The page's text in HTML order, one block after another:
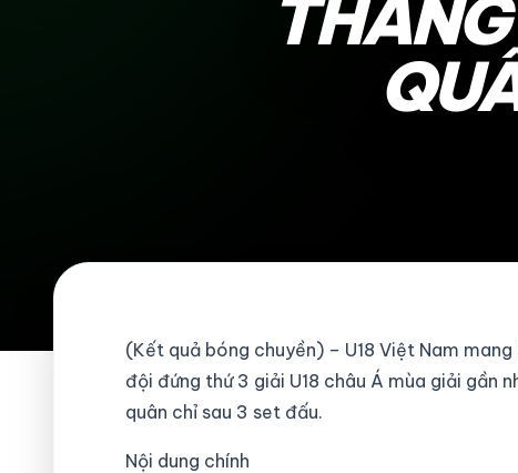
(Kết quả bóng chuyền) – U18 Việt Nam
đội đứng thứ 3 giải U18 châu Á mùa giải gần
quân chỉ sau 3 set đấu.
Nội dung chính